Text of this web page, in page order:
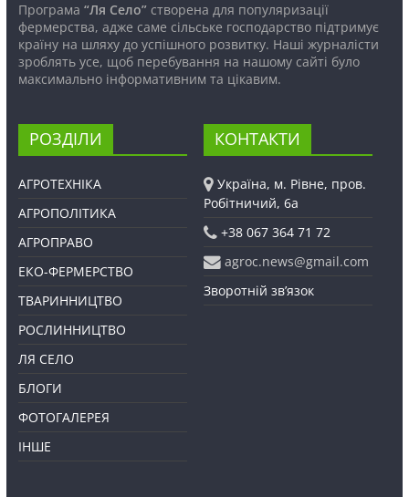
Програма “Ля Село”створена для популяризації
фермерства, адже саме сільське господарство підтримує
країну на шляху до успішного розвитку. Наші журналісти
зроблять усе, щоб перебування на нашому сайті було
максимально інформативним та цікавим.
РОЗДІЛИ
АГРОТЕХНІКА
АГРОПОЛІТИКА
АГРОПРАВО
ЕКО-ФЕРМЕРСТВО
ТВАРИННИЦТВО
РОСЛИННИЦТВО
ЛЯ СЕЛО
БЛОГИ
ФОТОГАЛЕРЕЯ
ІНШЕ
КОНТАКТИ
Україна, м. Рівне, пров.
Робітничий, 6а
+38 067 364 71 72
agroc.news@gmail.com
Зворотній зв’язок